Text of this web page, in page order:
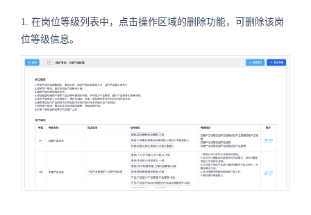
1. 在岗位等级列表中，点击操作区域的删除功能，可删除该岗
位等级信息。